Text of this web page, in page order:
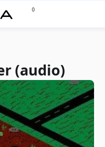
0
(audio)